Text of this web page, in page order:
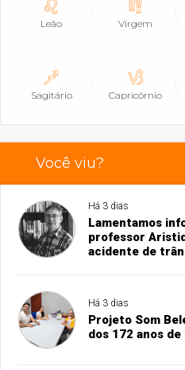
Leão Virgem
Sagitário Capricórnio
Você viu?
Há 3 dias
Lamentamos
professor
acidente de
Há 3 dias
Projeto Som
dos 172 anos de